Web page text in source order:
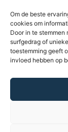
Om de beste
cookies om
Door in te
surfgedrag of
toestemming geeft
invloed hebben op
Sitemap
Over ons
Onze
Partners &
Nieuws
Contact